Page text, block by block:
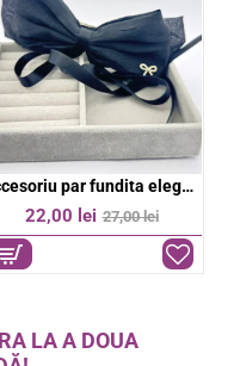
-19%Accesoriu par fundita eleganta
22,00 lei 27,00 lei
LA A DOUA